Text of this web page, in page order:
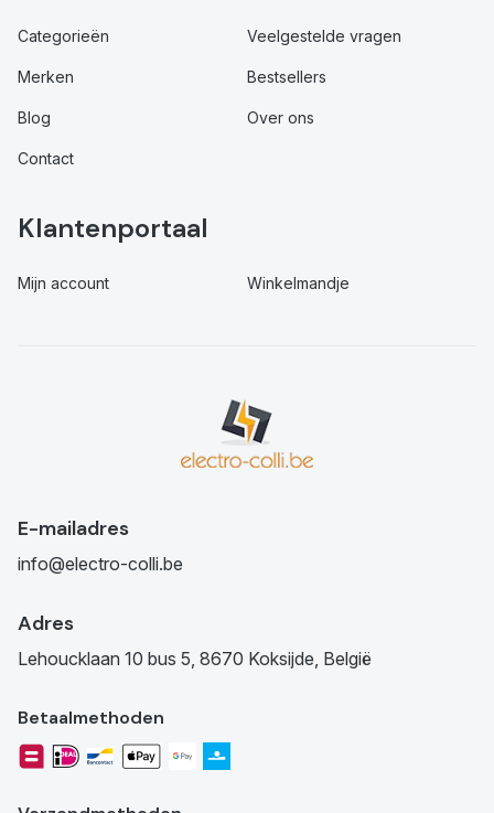
Categorieën Veelgestelde vragen
Merken Bestsellers
Blog Over ons
Contact
Klantenportaal
Mijn account Winkelmandje
E-mailadres
info@electro-colli.be
Adres
Lehoucklaan 10 bus 5, 8670 Koksijde, België
Betaalmethoden